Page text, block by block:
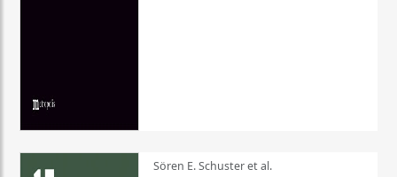
Sören E. Schuster et al.